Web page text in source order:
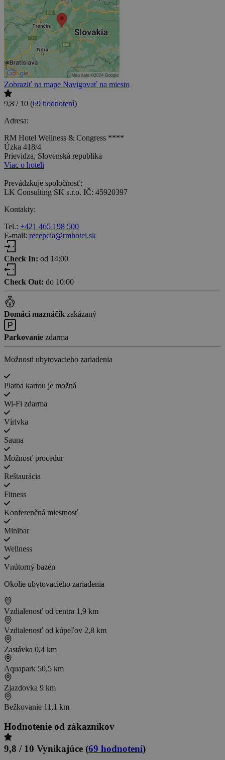
Zobraziť na mape Navigovať na miesto
9,8 / 10 (69 hodnotení)
Adresa:
RM Hotel Wellness & Congress ****
Úzka 418/4
Prievidza, Slovenská republika
Viac o hoteli
Prevádzkuje spoločnosť:
LK Consulting SK s.r.o. IČ: 45920397
Kontakty:
Tel.: +421 465 198 500
E-mail: recepcia@rmhotel.sk
Check In: od 14:00
Check Out: do 10:00
Domáci maznáčik zakázaný
Parkovanie zdarma
Možnosti ubytovacieho zariadenia
Platba kartou je možná
Wi-Fi zdarma
Vírivka
Sauna
Možnosť procedúr
Reštaurácia
Fitness
Konferenčná miestnosť
Minibar
Wellness
Vnútorný bazén
Okolie ubytovacieho zariadenia
Vzdialenosť od centra 1,9 km
Vzdialenosť od kúpeľov 2,8 km
Zastávka 0,4 km
Aquapark 50,5 km
Zjazdovka 9 km
Bežkovanie 11,1 km
Hodnotenie od zákazníkov
9,8 / 10 Vynikajúce (69 hodnotení)